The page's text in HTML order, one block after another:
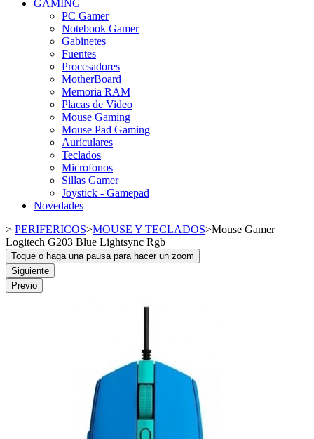
GAMING
PC Gamer
Notebook Gamer
Gabinetes
Fuentes
Procesadores
MotherBoard
Memoria RAM
Placas de Video
Mouse Gaming
Mouse Pad Gaming
Auriculares
Teclados
Microfonos
Sillas Gamer
Joystick - Gamepad
Novedades
> PERIFERICOS>MOUSE Y TECLADOS>Mouse Gamer
Logitech G203 Blue Lightsync Rgb
Toque o haga una pausa para hacer un zoom
Siguiente
Previo